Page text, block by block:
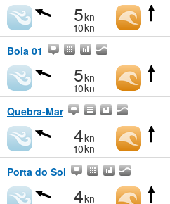
5kn
10kn
Boia 01
5kn
10kn
Quebra-Mar
4kn
10kn
Porta do Sol
4kn